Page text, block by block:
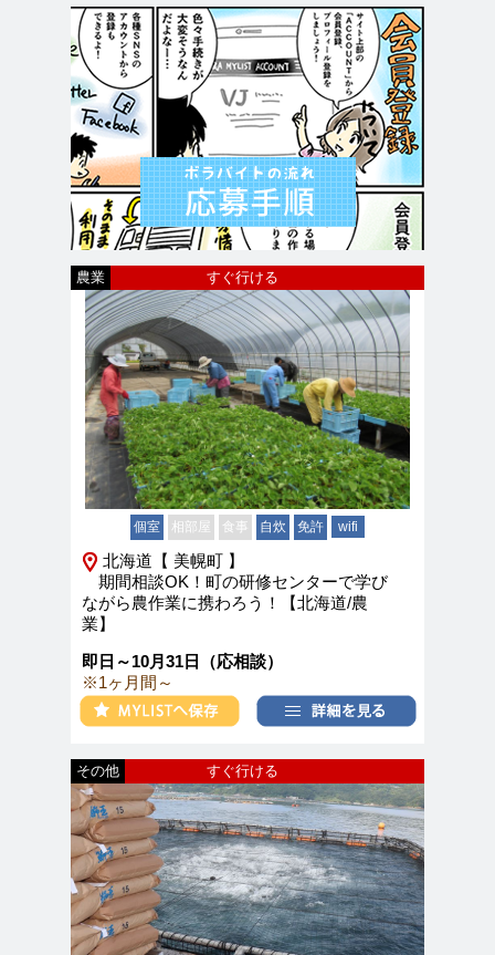
すぐ行ける
農業
個室 相部屋 食事 自炊 免許 wifi
北海道【 美幌町 】
期間相談OK！町の研修センターで学び
ながら農作業に携わろう！【北海道/農
業】
即日～10月31日（応相談）
※1ヶ月間～
すぐ行ける
その他